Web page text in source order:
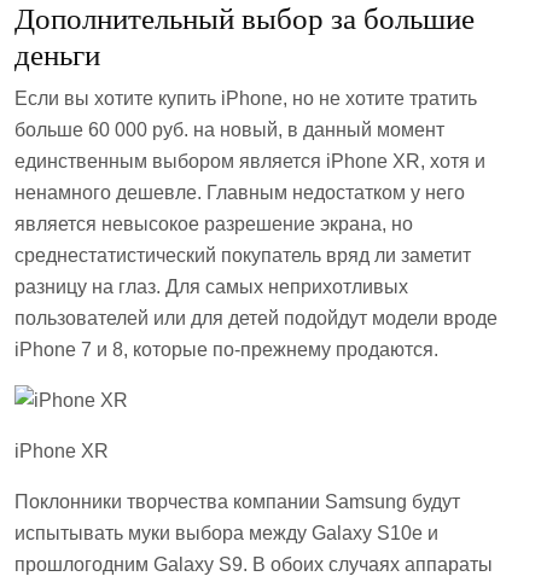
Дополнительный выбор за большие
деньги
Если вы хотите купить iPhone, но не хотите тратить
больше 60 000 руб. на новый, в данный момент
единственным выбором является iPhone XR, хотя и
ненамного дешевле. Главным недостатком у него
является невысокое разрешение экрана, но
среднестатистический покупатель вряд ли заметит
разницу на глаз. Для самых неприхотливых
пользователей или для детей подойдут модели вроде
iPhone 7 и 8, которые по-прежнему продаются.
iPhone XR
Поклонники творчества компании Samsung будут
испытывать муки выбора между Galaxy S10е и
прошлогодним Galaxy S9. В обоих случаях аппараты